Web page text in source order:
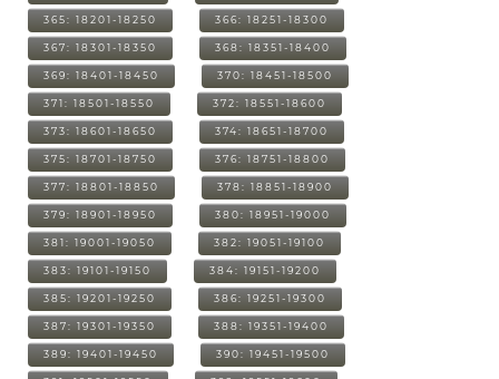
365: 18201-18250 366: 18251-18300
367: 18301-18350 368: 18351-18400
369: 18401-18450 370: 18451-18500
371: 18501-18550 372: 18551-18600
373: 18601-18650 374: 18651-18700
375: 18701-18750 376: 18751-18800
377: 18801-18850 378: 18851-18900
379: 18901-18950 380: 18951-19000
381: 19001-19050 382: 19051-19100
383: 19101-19150 384: 19151-19200
385: 19201-19250 386: 19251-19300
387: 19301-19350 388: 19351-19400
389: 19401-19450 390: 19451-19500